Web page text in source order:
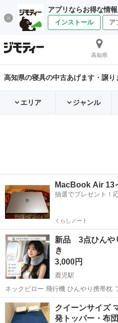
アプリならお得な情
インストール ア
高知県
高知県の寝具の中古あげます・譲り
エリア ジャンル
MacBook Air
抽選でプレゼント！
くらしノート
新品 3点ひんや
き
3,000円
鹿児駅
ネックピロー 飛行機 ひんやり携帯枕
アイスシルク生地 記憶フォーム 取り
ト収納 新幹線 車 旅行 出張 オフィス
高知 高知市 鹿児駅 寝具
クイーンサイズ
発トッパー・布